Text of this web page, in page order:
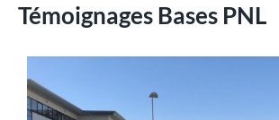
Témoignages Bases PNL